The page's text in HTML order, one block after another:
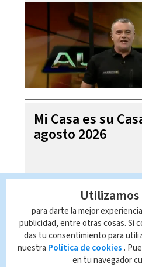
Mi Casa es su
agosto 2026
Utilizamos
para darte la mejor
publicidad, entre otras cosas. Si
das tu consentimiento para
nuestra Política de cookies .
en tu navegador